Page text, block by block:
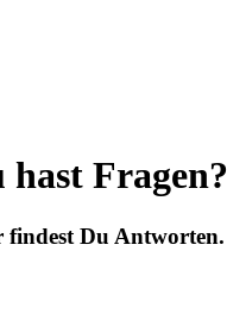
hast Fragen?
findest Du Antworten.